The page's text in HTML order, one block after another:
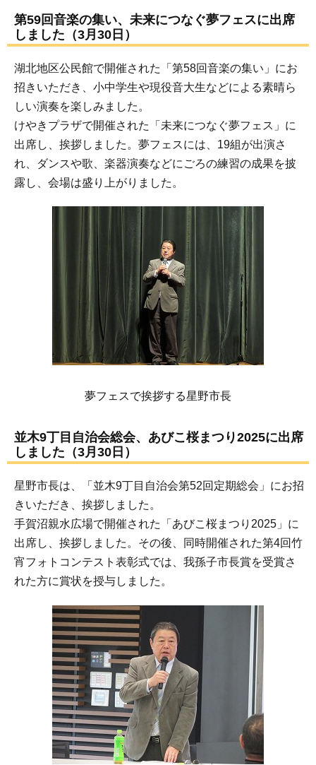
第59回音楽の集い、未来につなぐ夢フェスに出席
しました（3月30日）
湖北地区公民館で開催された「第58回音楽の集い」にお
招きいただき、小中学生や現役音大生などによる素晴ら
しい演奏を楽しみました。
けやきプラザで開催された「未来につなぐ夢フェス」に
出席し、挨拶しました。夢フェスには、19組が出演さ
れ、ダンスや歌、楽器演奏などにごろの練習の成果を披
露し、会場は盛り上がりました。
夢フェスで挨拶する星野市長
並木9丁目自治会総会、あびこ桜まつり2025に出席
しました（3月30日）
星野市長は、「並木9丁目自治会第52回定期総会」にお招
きいただき、挨拶しました。
手賀沼親水広場で開催された「あびこ桜まつり2025」に
出席し、挨拶しました。その後、同時開催された第4回竹
宵フォトコンテスト表彰式では、我孫子市長賞を受賞さ
れた方に賞状を授与しました。